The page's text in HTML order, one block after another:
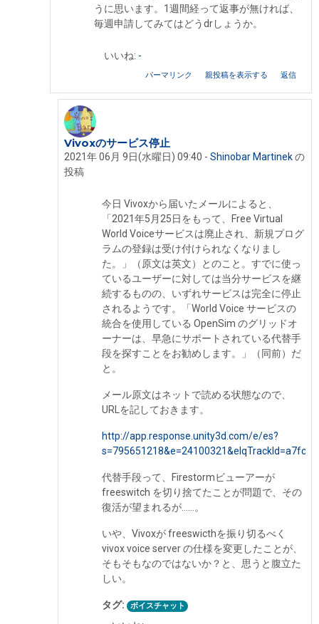
うに思います。1週間経って返事が無ければ、
毎週申請してみてはどうdrしょうか。
いいね: -
パーマリンク 親投稿を表示する 返信
Shinobar Martinek への返信
Vivoxのサービス停止
2021年 06月 9日(水曜日) 09:40 -Shinobar Martinekの
投稿
今日 Vivoxから届いたメールによると、
「2021年5月25日をもって、Free Virtual
World Voiceサービスは廃止され、新規プログ
ラムの登録は受け付けられなくなりまし
た。」（原文は英文）とのこと。すでに使っ
ているユーザーに対しては当分サービスを継
続するものの、いずれサービスは完全に停止
されるようです。「World Voice サービスの
統合を使用している OpenSim のグリッドオ
ーナーは、早急にサポートされている代替手
段を探すことをお勧めします。」（同前）だ
と。
メール原文はネットで読める状態なので、
URLを記しておきます。
http://app.response.unity3d.com/e/es?
代替手段って、Firestormビューアーが
freeswitch を切り捨てたことが問題で、その
復活が望まれるが……。
いや、Vivoxが freeswicthを振り切るべく
vivox voice server の仕様を変更したことが、
そもそもなのではないか？と、思うと腹立た
しい。
タグ: ボイスチャット